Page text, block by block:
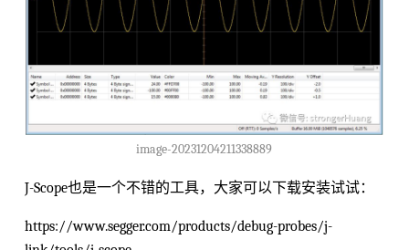
image-20231204211338889
J-Scope也是一个不错的工具，大家可以下载安装试试：
https://www.segger.com/products/debug-probes/j-